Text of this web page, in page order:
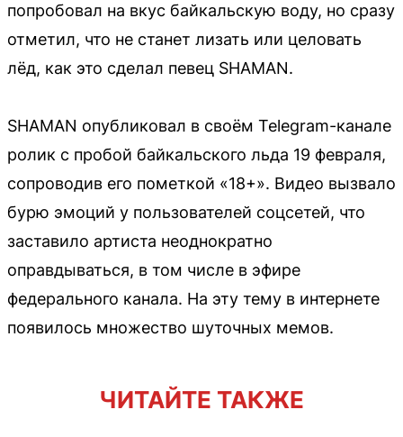
попробовал на вкус байкальскую воду, но сразу
отметил, что не станет лизать или целовать
лёд, как это сделал певец SHAMAN.
SHAMAN опубликовал в своём Telegram-канале
ролик с пробой байкальского льда 19 февраля,
сопроводив его пометкой «18+». Видео вызвало
бурю эмоций у пользователей соцсетей, что
заставило артиста неоднократно
оправдываться, в том числе в эфире
федерального канала. На эту тему в интернете
появилось множество шуточных мемов.
ЧИТАЙТЕ ТАКЖЕ